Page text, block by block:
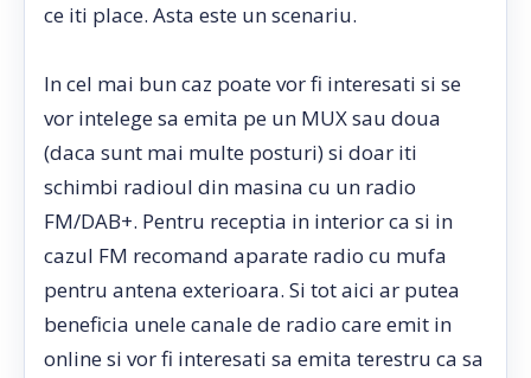
ce iti place. Asta este un scenariu.
In cel mai bun caz poate vor fi interesati si se
vor intelege sa emita pe un MUX sau doua
(daca sunt mai multe posturi) si doar iti
schimbi radioul din masina cu un radio
FM/DAB+. Pentru receptia in interior ca si in
cazul FM recomand aparate radio cu mufa
pentru antena exterioara. Si tot aici ar putea
beneficia unele canale de radio care emit in
online si vor fi interesati sa emita terestru ca sa